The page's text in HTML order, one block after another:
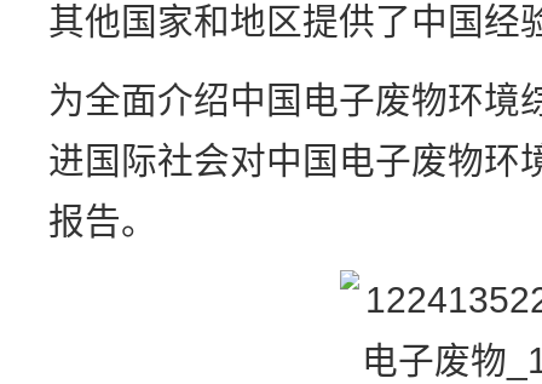
其他国家和地区提供了中国经
为全面介绍中国电子废物环境
进国际社会对中国电子废物环
报告。